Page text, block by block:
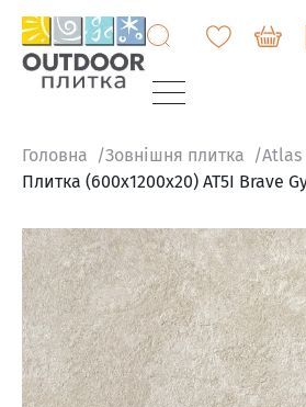
Головна
Зовнішня плитка
Atlas
Плитка (600x1200x20) AT5I Brave